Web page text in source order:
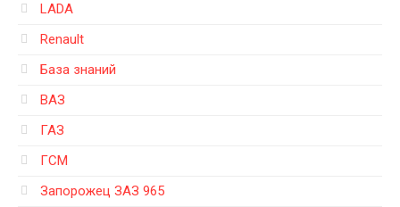
LADA
Renault
База знаний
ВАЗ
ГАЗ
ГСМ
Запорожец ЗАЗ 965